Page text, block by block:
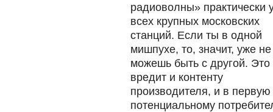
радиоволны» практически
всех крупных московских
станций. Если ты в одной
мишпухе, то, значит, уже не
можешь быть с другой. Это
вредит и контенту
производителя, и в
потенциальному